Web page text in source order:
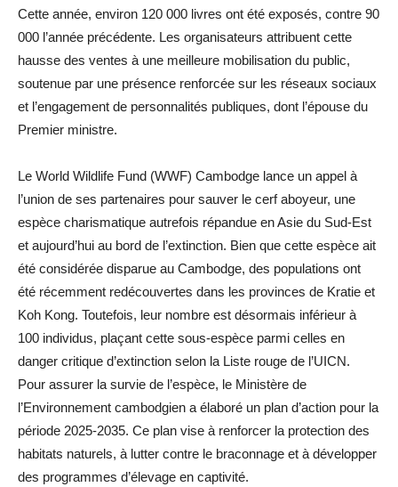
Cette année, environ 120 000 livres ont été exposés, contre 90
000 l’année précédente. Les organisateurs attribuent cette
hausse des ventes à une meilleure mobilisation du public,
soutenue par une présence renforcée sur les réseaux sociaux
et l’engagement de personnalités publiques, dont l’épouse du
Premier ministre.
Le World Wildlife Fund (WWF) Cambodge lance un appel à
l’union de ses partenaires pour sauver le cerf aboyeur, une
espèce charismatique autrefois répandue en Asie du Sud-Est
et aujourd’hui au bord de l’extinction. Bien que cette espèce ait
été considérée disparue au Cambodge, des populations ont
été récemment redécouvertes dans les provinces de Kratie et
Koh Kong. Toutefois, leur nombre est désormais inférieur à
100 individus, plaçant cette sous-espèce parmi celles en
danger critique d’extinction selon la Liste rouge de l’UICN.
Pour assurer la survie de l’espèce, le Ministère de
l’Environnement cambodgien a élaboré un plan d’action pour la
période 2025-2035. Ce plan vise à renforcer la protection des
habitats naturels, à lutter contre le braconnage et à développer
des programmes d’élevage en captivité.